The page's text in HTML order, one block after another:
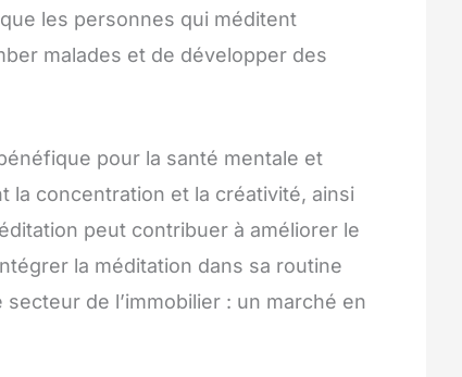
les personnes qui méditent
malades et de développer des
pour la santé mentale et
la concentration et la créativité, ainsi
peut contribuer à améliorer le
la méditation dans sa routine
de l’immobilier : un marché en